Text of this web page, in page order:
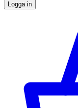
Logga in